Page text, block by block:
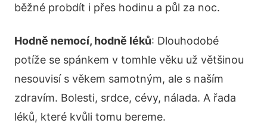
běžné probdít i přes hodinu a půl za noc.
Hodně nemocí, hodně léků: Dlouhodobé
potíže se spánkem v tomhle věku už většinou
nesouvisí s věkem samotným, ale s naším
zdravím. Bolesti, srdce, cévy, nálada. A řada
léků, které kvůli tomu bereme.